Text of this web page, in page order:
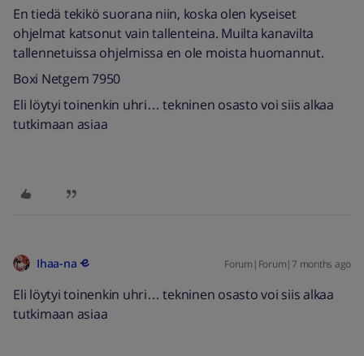
En tiedä tekikö suorana niin, koska olen kyseiset
ohjelmat katsonut vain tallenteina. Muilta kanavilta
tallennetuissa ohjelmissa en ole moista huomannut.
Boxi Netgem 7950
Eli löytyi toinenkin uhri… tekninen osasto voi siis alkaa
tutkimaan asiaa
Ihaa-na Forum|Forum|7 months ago
Eli löytyi toinenkin uhri… tekninen osasto voi siis alkaa
tutkimaan asiaa